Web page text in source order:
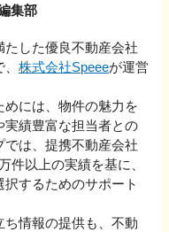
集部
した優良不動産会社
株式会社Speeeが運営
めには、物件の魅力を
績豊富な担当者との
は、提携不動産会社
件以上の実績を基に、
するためのサポート
情報の提供も、不動